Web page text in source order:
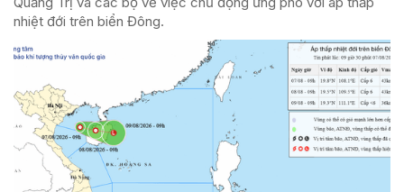
nhiệt đới trên biển Đông.